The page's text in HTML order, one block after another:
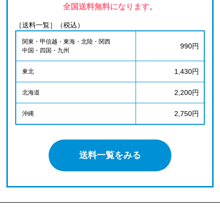
全国送料無料になります。
［送料一覧］（税込）
関東・甲信越・東海・北陸・関西
中国・四国・九州
990円
東北 1,430円
北海道 2,200円
沖縄 2,750円
送料一覧をみる